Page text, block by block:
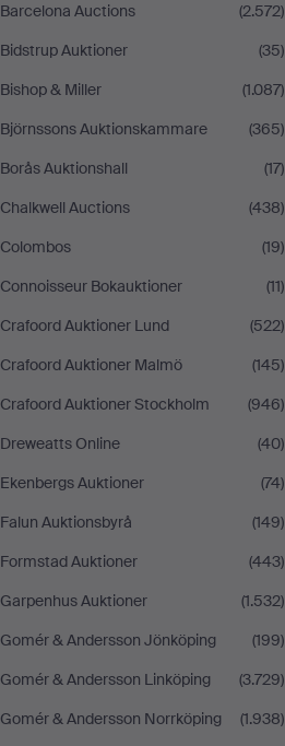
Barcelona Auctions
(2.572)
Bidstrup Auktioner
(35)
Bishop & Miller
(1.087)
Björnssons Auktionskammare
(365)
Borås Auktionshall
(17)
Chalkwell Auctions
(438)
Colombos
(19)
Connoisseur Bokauktioner
(11)
Crafoord Auktioner Lund
(522)
Crafoord Auktioner Malmö
(145)
Crafoord Auktioner Stockholm
(946)
Dreweatts Online
(40)
Ekenbergs Auktioner
(74)
Falun Auktionsbyrå
(149)
Formstad Auktioner
(443)
Garpenhus Auktioner
(1.532)
Gomér & Andersson Jönköping
(199)
Gomér & Andersson Linköping
(3.729)
Gomér & Andersson Norrköping
(1.938)